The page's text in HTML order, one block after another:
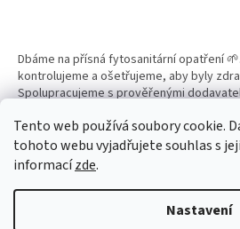
Tento web používá soubory cookie.
tohoto webu vyjadřujete souhlas s
informacízde.
Nastavení
Dbáme na přísná fytosanitární opatření
kontrolujeme a ošetřujeme, aby byly
Spolupracujeme s prověřenými